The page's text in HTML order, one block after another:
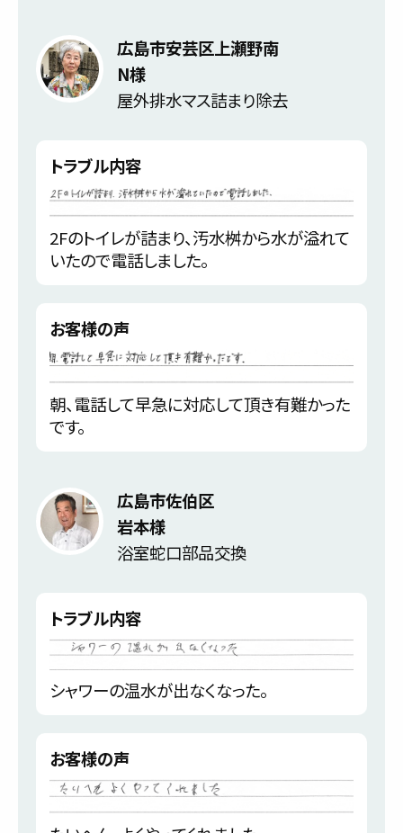
広島市安芸区上瀬野南
N様
屋外排水マス詰まり除去
トラブル内容
2Fのトイレが詰まり、汚水桝から水が溢れて
いたので電話しました。
お客様の声
朝、電話して早急に対応して頂き有難かった
です。
広島市佐伯区
岩本様
浴室蛇口部品交換
トラブル内容
シャワーの温水が出なくなった。
お客様の声